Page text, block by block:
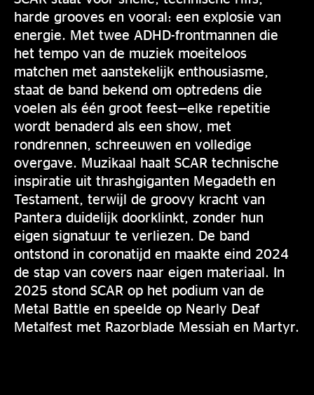
harde grooves en vooral: een explosie van
energie. Met twee ADHD-frontmannen die
het tempo van de muziek moeiteloos
matchen met aanstekelijk enthousiasme,
staat de band bekend om optredens die
voelen als één groot feest—elke repetitie
wordt benaderd als een show, met
rondrennen, schreeuwen en volledige
overgave. Muzikaal haalt SCAR technische
inspiratie uit thrashgiganten Megadeth en
Testament, terwijl de groovy kracht van
Pantera duidelijk doorklinkt, zonder hun
eigen signatuur te verliezen. De band
ontstond in coronatijd en maakte eind 2024
de stap van covers naar eigen materiaal. In
2025 stond SCAR op het podium van de
Metal Battle en speelde op Nearly Deaf
Metalfest met Razorblade Messiah en Martyr.